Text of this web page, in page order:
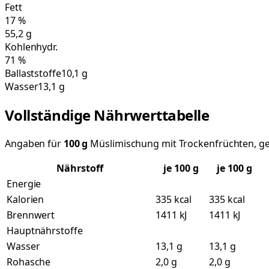
Fett
17%
55,2g
Kohlenhydr.
71 %
Ballaststoffe10,1 g
Wasser13,1 g
Vollständige Nährwerttabelle
Angaben für 100g Müslimischung mit Trockenfrüchten,
Nährstoff
je 100g
je 100 g
Energie
Kalorien
335 kcal
335 kcal
Brennwert
1411 kJ
1411 kJ
Hauptnährstoffe
Wasser
13,1 g
13,1 g
Rohasche
2,0 g
2,0 g